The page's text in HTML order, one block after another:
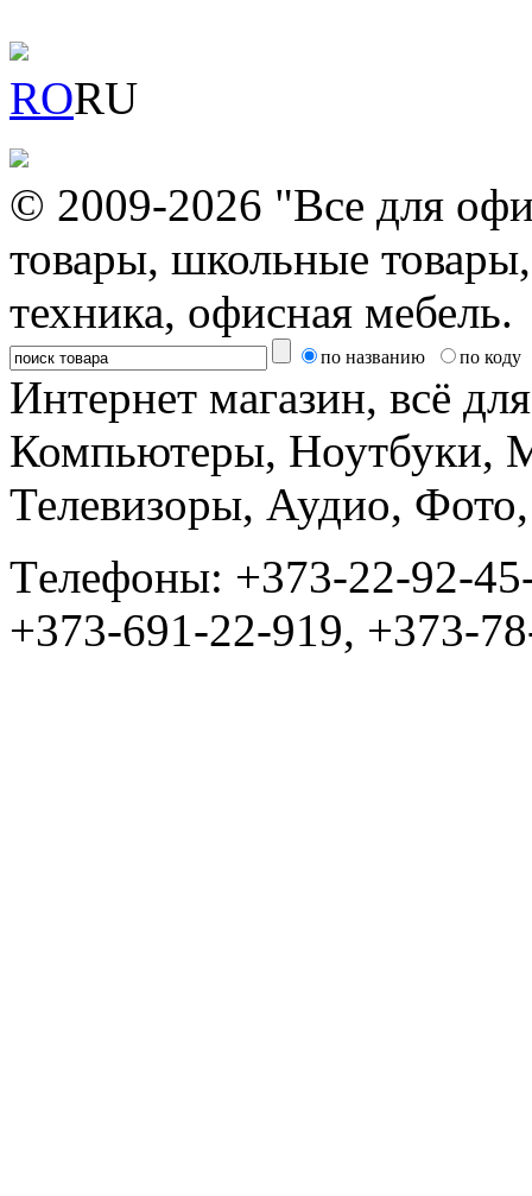
RORU
© 2009-2026 "Все для
товары, школьные
техника, офисная мебель.
по названию по коду
Интернет магазин, всё
Компьютеры, Ноутбуки,
Телевизоры, Аудио,
Tелефоны: +373-22-92-
+373-691-22-919, +373-